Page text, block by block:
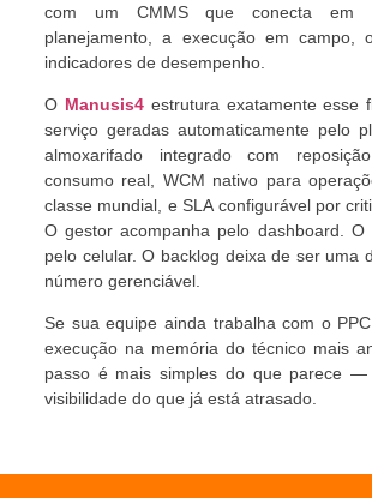
com um CMMS que conecta em
planejamento, a execução em campo,
indicadores de desempenho.
O Manusis4estrutura exatamente esse
serviço geradas automaticamente pelo
almoxarifado integrado com
consumo real, WCM nativo para
classe mundial, e SLA configurável por
O gestor acompanha pelo dashboard. O
pelo celular. O backlog deixa de ser uma
número gerenciável.
Se sua equipe ainda trabalha com o
execução na memória do técnico mais
passo é mais simples do que parece —
visibilidade do que já está atrasado.